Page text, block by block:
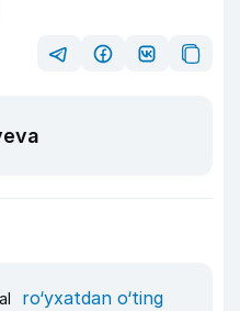
ro‘yxatdan o‘ting